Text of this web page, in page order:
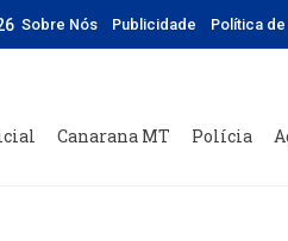
Sobre Nós Publicidade Política
Canarana MT Polícia